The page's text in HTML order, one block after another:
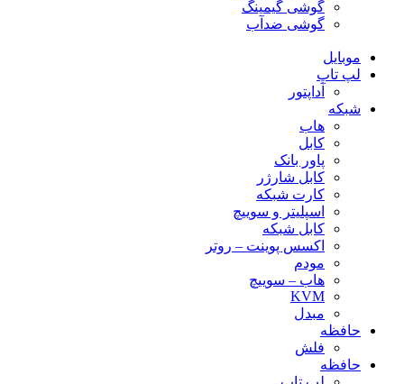
گوشی گیمینگ
گوشی ضدآب
موبایل
لپ تاپ
آداپتور
شبکه
هاب
کابل
پاور بانک
کابل شارژر
کارت شبکه
اسپلیتر و سوییچ
کابل شبکه
اکسس پوینت – روتر
مودم
هاب – سوییچ
KVM
مبدل
حافظه
فلش
حافظه